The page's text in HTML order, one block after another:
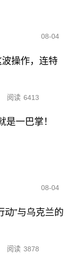
08-04
操作，连特
阅读 6413
一巴掌！
08-04
动”与乌克兰的
阅读 3878